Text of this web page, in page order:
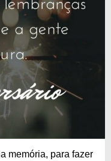
memória, para fazer